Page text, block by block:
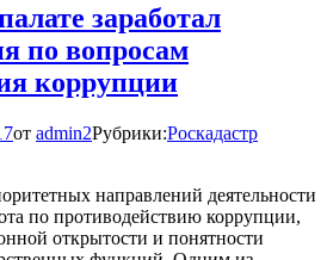
заработал
по вопросам
коррупции
от admin2Рубрики:Роскадастр
направлений деятельности
по противодействию коррупции,
открытости и понятности